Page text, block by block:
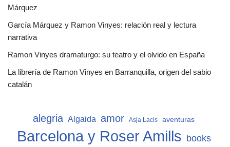
Márquez
García Márquez y Ramon Vinyes: relación real y lectura
narrativa
Ramon Vinyes dramaturgo: su teatro y el olvido en España
La librería de Ramon Vinyes en Barranquilla, origen del sabio
catalán
alegria Algaida amor Asja Lacis aventuras
Barcelona y Roser Amills books